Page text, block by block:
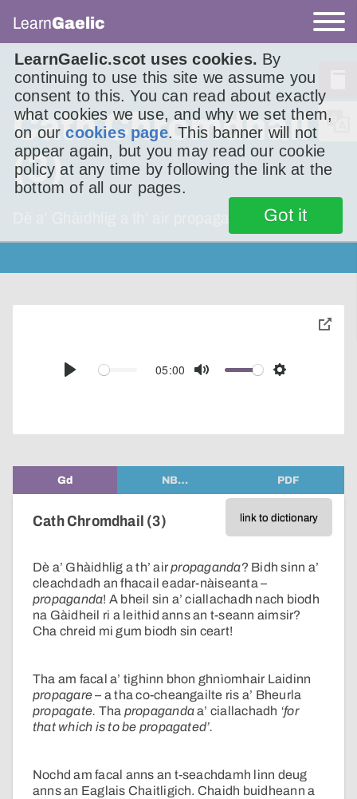
LearnGaelic.scot uses cookies. By
continuing to use this site we assume you
consent to this. You can read about exactly
what cookies we use, and why we set them,
on ourcookies page. This banner will not
appear again, but you may read our cookie
policy at any time by following the link at the
bottom of all our pages.
Got it
LearnGaelic
Cath Chromdhail
(3)
Play
05:00
Mute Settings
toggle
Gd NB… PDF
link to dictionary
Cath Chromdhail (3)
Dè a’ Ghàidhlig a th’ airpropaganda? Bidh sinn a’
cleachdadh an fhacail eadar-nàiseanta –
propaganda! A bheil sin a’ ciallachadh nach biodh
na Gàidheil ri a leithid anns an t-seann aimsir?
Cha chreid mi gum biodh sin ceart!
Tha am facal a’ tighinn bhon ghnìomhair Laidinn
propagare– a tha co-cheangailte ris a’ Bheurla
propagate. Tha propagandaa’ ciallachadh ‘for
that which is to be propagated’.
Nochd am facal anns an t-seachdamh linn deug
anns an Eaglais Chaitligich. Chaidh buidheann a